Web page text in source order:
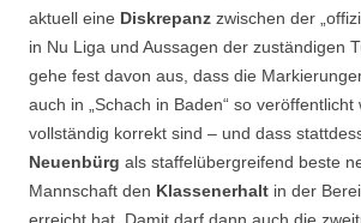
aktuell eine Diskrepanz zwischen der
in Nu Liga und Aussagen der zuständigen
gehe fest davon aus, dass die
auch in „Schach in Baden“ so
vollständig korrekt sind – und dass
Neuenbürg als staffelübergreifend beste
Mannschaft den Klassenerhalt in der